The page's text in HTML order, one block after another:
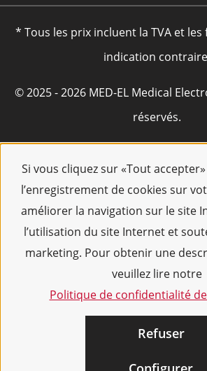
Si vous cliquez sur «Tout
l’enregistrement de cookies sur
améliorer la navigation sur le site
l’utilisation du site Internet et
marketing. Pour obtenir une
veuillez lire notre
Politique de confidentialité
Refuser
* Tous les prix incluent la TVA et
indication
© 2025 - 2026 MED-EL Medical
réservés.